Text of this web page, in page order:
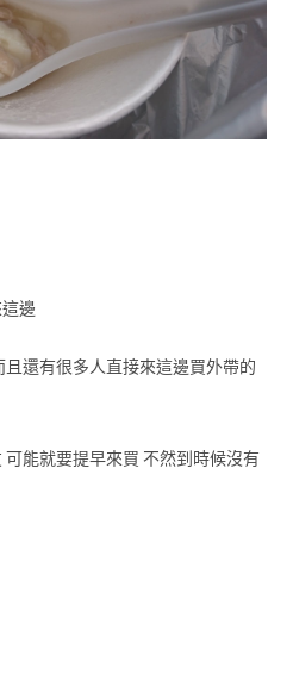
邊
還有很多人直接來這邊買外帶的
能就要提早來買 不然到時候沒有